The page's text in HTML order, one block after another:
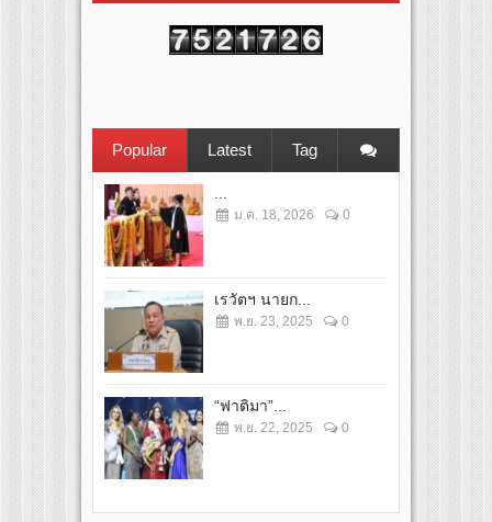
Popular Latest Tag
ม.ค. 18, 2026 0
เรวัตฯ นายก...
พ.ย. 23, 2025 0
“ฟาติมา”...
พ.ย. 22, 2025 0